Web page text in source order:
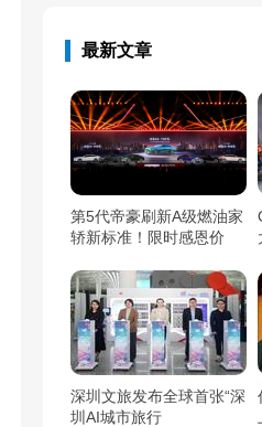
最新文章
第5代帝豪刷新A级燃油家
轿新标准！限时感恩价
深圳文旅发布全球首张“深
圳AI城市旅行